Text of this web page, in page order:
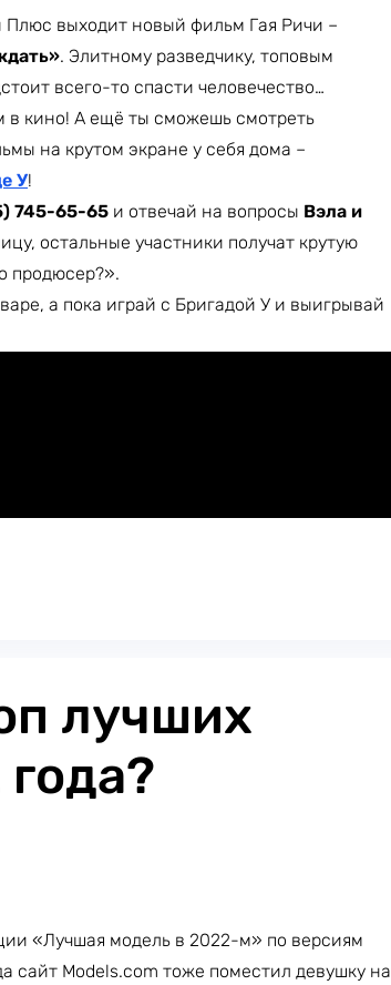
Плюс выходит новый фильм Гая Ричи –
. Элитному разведчику, топовым
всего-то спасти человечество…
в кино! А ещё ты сможешь смотреть
на крутом экране у себя дома –
У!
745-65-65 и отвечай на вопросы Вэла и
остальные участники получат крутую
продюсер?».
а пока играй с Бригадой У и выигрывай
лучших
«Лучшая модель в 2022-м» по версиям
сайт Models.com тоже поместил девушку на